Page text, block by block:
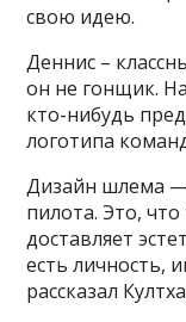
свою идею.
Деннис –
он не гонщик.
кто-нибудь
логотипа
Дизайн шлема —
пилота. Это,
доставляет
есть личность,
рассказал